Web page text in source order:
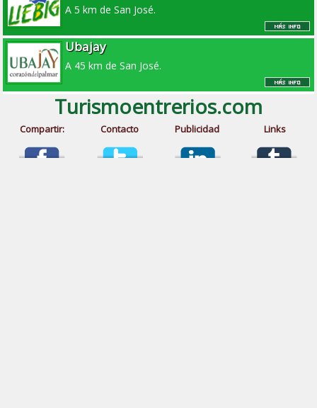
A 5 km de San José.
Ubajay
A 45 km de San José.
Turismoentrerios.com
Compartir: Contacto Publicidad Links